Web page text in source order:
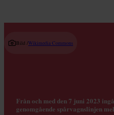
Bild /Wikimedia Commons
Från och med den 7 juni 2023
genomgående spårvagnslinjen